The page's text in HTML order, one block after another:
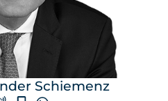
Schiemenz